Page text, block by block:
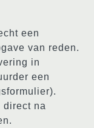
een
van reden.
in
een
direct na